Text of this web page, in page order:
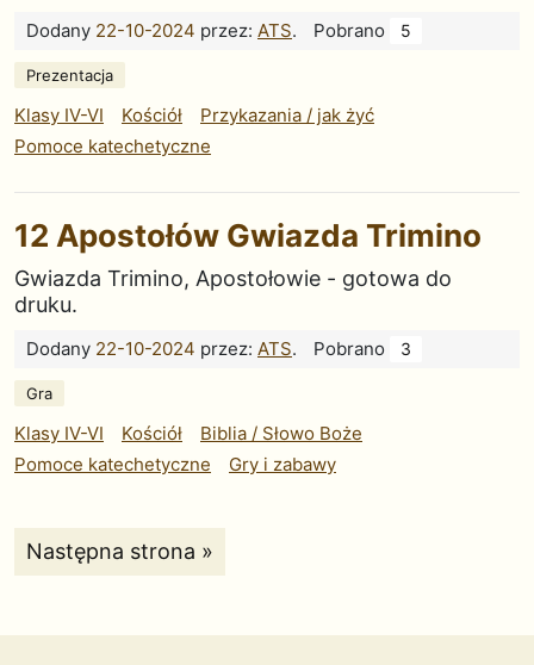
Dodany 22-10-2024 przez: ATS. Pobrano 5
Prezentacja
Klasy IV-VI Kościół
Przykazania / jak żyć
Pomoce katechetyczne
12 Apostołów Gwiazda Trimino
Gwiazda Trimino, Apostołowie - gotowa do
druku.
Dodany 22-10-2024 przez: ATS. Pobrano 3
Gra
Klasy IV-VI Kościół
Biblia / Słowo Boże
Pomoce katechetyczne
Gry i zabawy
Strona:
Następna strona »